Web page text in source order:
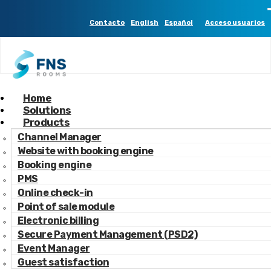
La usabilidad, clave en el diseño web para hoteles
Acceso usuarios
Español
English
Contacto
Home
Solutions
Products
Channel Manager
Website with booking engine
Booking engine
PMS
Online check-in
Point of sale module
Electronic billing
Secure Payment Management (PSD2)
Event Manager
Guest satisfaction